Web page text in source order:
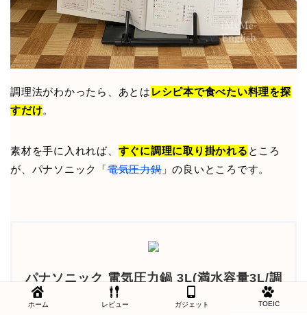
調理法がわかったら、あとは レシピ本で食べたい料理を探
すだけ。
素材を手に入れれば、 すぐに調理に取り掛かれる ところ
が、パナソニック「電気圧力鍋」の良いところです。
パナソニック 電気圧力鍋 3L(満水容量3L/調
理容量2L) 圧力/低温/無水/煮込/自動調理 レ
シピブック付
ホーム レビュー ガジェット TOEIC